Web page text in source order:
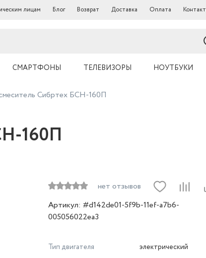
лицам Блог Возврат Доставка Оплата
СМАРТФОНЫ ТЕЛЕВИЗОРЫ НОУТБУКИ
Сибртех БСН-160П
160П
нет отзывов
Артикул: #d142de01-5f9b-11ef-a7b6-
005056022ea3
Тип двигателя
электрический